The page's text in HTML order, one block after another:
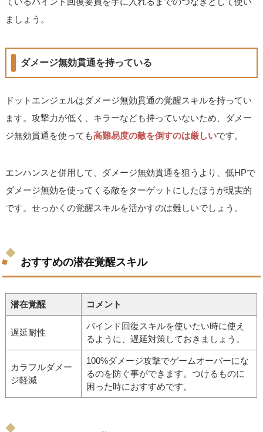
ましょう。
ダメージ無効貫通を持っている
ドットエンジェルはダメージ無効貫通の覚醒スキルを持ってい
ます。攻撃力が低く、キラーなども持っていないため、ダメー
ジ無効貫通を使っても高難易度の敵を倒すのは厳しいです。
エンハンスと併用して、ダメージ無効貫通を狙うより、低HPで
ダメージ無効を使ってくる敵をターゲットにしたほうが現実的
です。せっかくの覚醒スキルを活かすのは難しいでしょう。
おすすめの潜在覚醒スキル
潜在覚醒 コメント
遅延耐性
バインド回復スキルを使いたい時に使え
るように、遅延対策しておきましょう。
カラフルダメー
ジ軽減
100%ダメージ攻撃でゲームオーバーにな
るのを防ぐ事ができます。つけるものに
困った時におすすめです。